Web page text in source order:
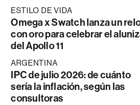
ESTILO DE VIDA
Omega x Swatch lanza un
con oro para celebrar el
del Apollo 11
ARGENTINA
IPC de julio 2026: de cuánto
sería la inflación, según las
consultoras